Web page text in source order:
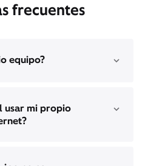
frecuentes